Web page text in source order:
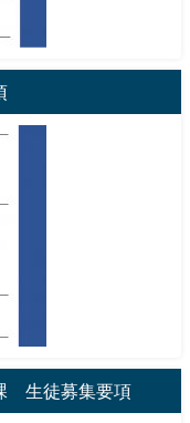
生徒募集要項